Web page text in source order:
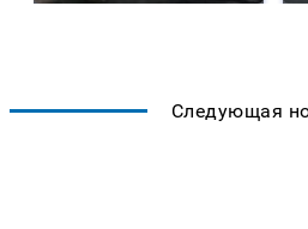
Следующая